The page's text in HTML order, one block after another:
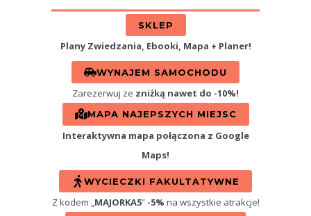
SKLEP
Plany Zwiedzania, Ebooki, Mapa + Planer!
WYNAJEM SAMOCHODU
Zarezerwuj ze zniżką nawet do -10%!
MAPA NAJEPSZYCH MIEJSC
Interaktywna mapa połączona z Google
Maps!
WYCIECZKI FAKULTATYWNE
Z kodem „MAJORKA5” -5% na wszystkie atrakcje!